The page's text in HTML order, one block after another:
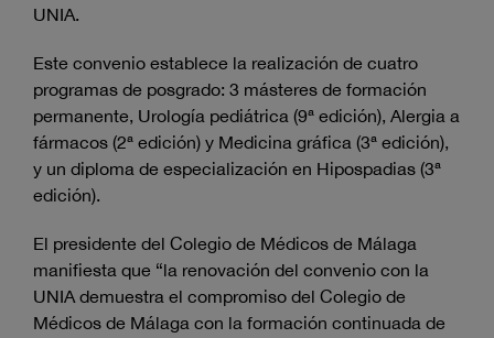
UNIA.
Este convenio establece la realización de cuatro
programas de posgrado: 3 másteres de formación
permanente, Urología pediátrica (9ª edición), Alergia a
fármacos (2ª edición) y Medicina gráfica (3ª edición),
y un diploma de especialización en Hipospadias (3ª
edición).
El presidente del Colegio de Médicos de Málaga
manifiesta que “la renovación del convenio con la
UNIA demuestra el compromiso del Colegio de
Médicos de Málaga con la formación continuada de